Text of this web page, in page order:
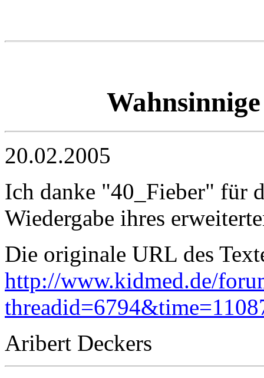
20.02.2005
Ich danke "40_Fieber" für
Wiedergabe ihres
Die originale URL des
http://www.kidmed.de/
Aribert Deckers